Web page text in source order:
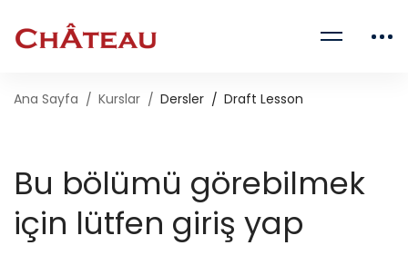
Ana Sayfa Kurslar Dersler Draft Lesson
Bu bölümü görebilmek
için lütfen giriş yap